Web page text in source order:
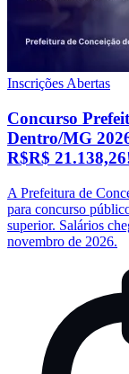
Inscrições Abertas
Concurso
Dentro/MG
R$R$
A Prefeitura de
para concurso
superior. Salários
novembro de 2026.